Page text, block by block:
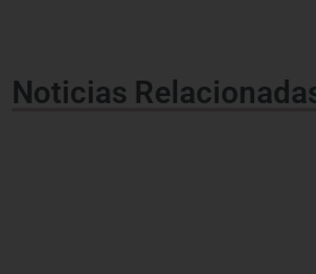
Noticias